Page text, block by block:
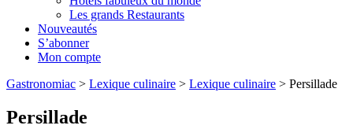
Les grands Restaurants
Nouveautés
S’abonner
Mon compte
Gastronomiac > Lexique culinaire > Lexique culinaire > Persillade
Persillade